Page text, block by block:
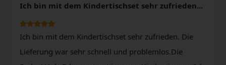
Ich bin mit dem Kindertischset sehr zufrieden...
Ich bin mit dem Kindertischset sehr zufrieden. Die
Lieferung war sehr schnell und problemlos.Die